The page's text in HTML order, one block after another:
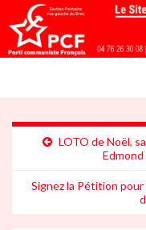
LOTO de Noël,
Signez la Pétition